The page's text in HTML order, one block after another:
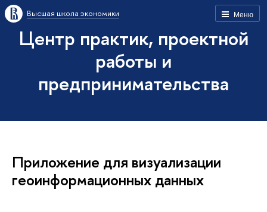
Меню
Высшая школа экономики
Центр практик, проектной
работы и
предпринимательства
Приложение для визуализации
геоинформационных данных